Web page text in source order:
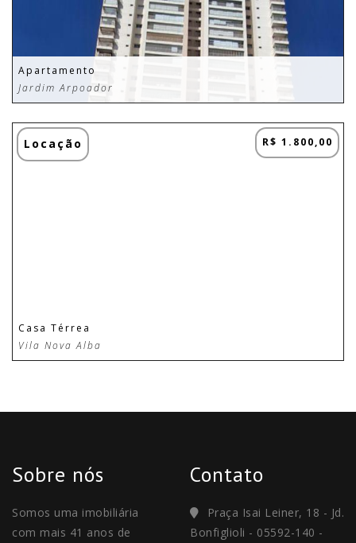
Apartamento
Jardim Arpoador
Locação R$ 1.800,00
Casa Térrea
Vila Nova Alba
Sobre nós
Somos uma imobiliária
com mais 41 anos de
Contato
Praça Isai Leiner, 18 - Jd.
Bonfiglioli - 05592-140 -